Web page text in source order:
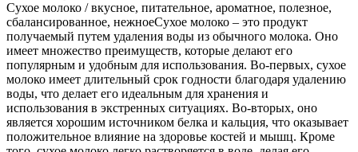
Сухое молоко / вкусное, питательное, ароматное, полезное,
сбалансированное, нежноеСухое молоко – это продукт
получаемый путем удаления воды из обычного молока. Оно
имеет множество преимуществ, которые делают его
популярным и удобным для использования. Во-первых, сухое
молоко имеет длительный срок годности благодаря удалению
воды, что делает его идеальным для хранения и
использования в экстренных ситуациях. Во-вторых, оно
является хорошим источником белка и кальция, что оказывает
положительное влияние на здоровье костей и мышц. Кроме